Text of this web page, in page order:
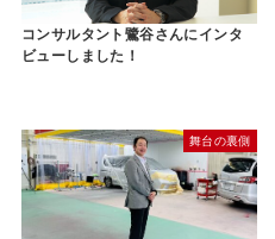
コンサルタント鷺谷さんにインタ
ビューしました！
舞台の裏側